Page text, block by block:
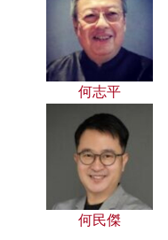
何志平
何民傑